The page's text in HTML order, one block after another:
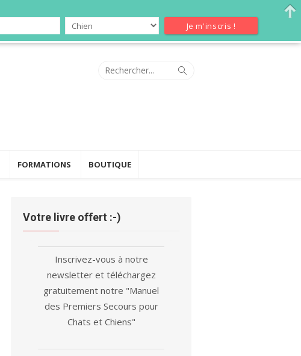
Search
FORMATIONS BOUTIQUE
Votre livre offert :-)
Inscrivez-vous à notre
newsletter et téléchargez
gratuitement notre "Manuel
des Premiers Secours pour
Chats et Chiens"